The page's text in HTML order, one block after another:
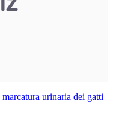
marcatura urinaria dei gatti